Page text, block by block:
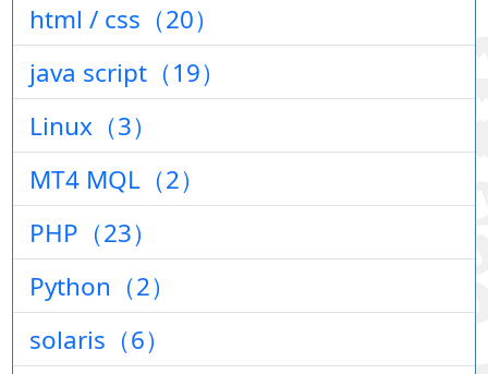
html / css（20）
java script（19）
Linux（3）
MT4 MQL（2）
PHP（23）
Python（2）
solaris（6）